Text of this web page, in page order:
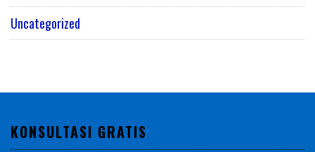
Uncategorized
KONSULTASI GRATIS